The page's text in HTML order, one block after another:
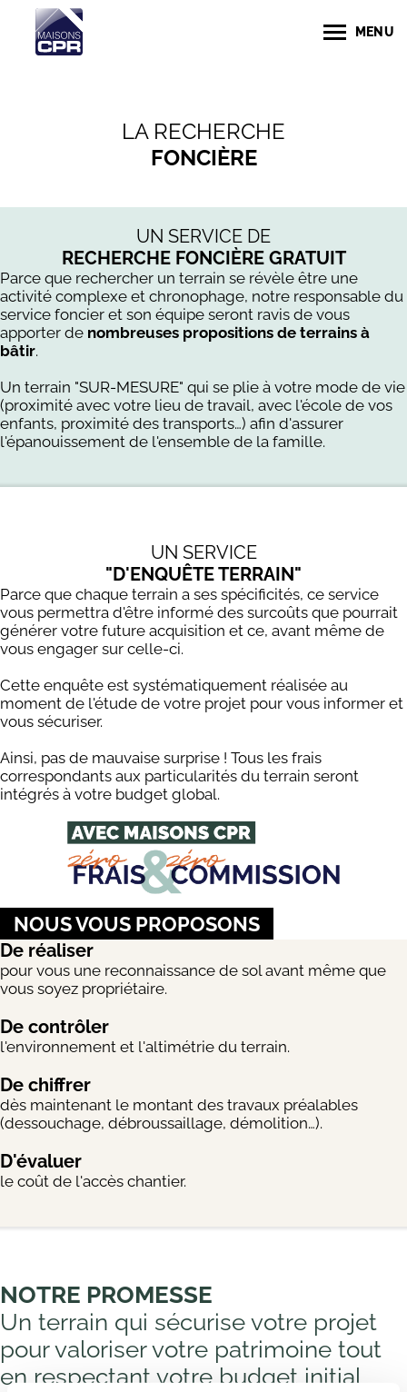
MENU
LA RECHERCHE
FONCIÈRE
UN SERVICE DE
RECHERCHE FONCIÈRE GRATUIT
Parce que rechercher un terrain se révèle être une
activité complexe et chronophage, notre responsable du
service foncier et son équipe seront ravis de vous
apporter de nombreuses propositions de terrains à
bâtir.
Un terrain "SUR-MESURE" qui se plie à votre mode de vie
(proximité avec votre lieu de travail, avec l'école de vos
enfants, proximité des transports…) afin d'assurer
l'épanouissement de l'ensemble de la famille.
UN SERVICE
"D'ENQUÊTE TERRAIN"
Parce que chaque terrain a ses spécificités, ce service
vous permettra d'être informé des surcoûts que pourrait
générer votre future acquisition et ce, avant même de
vous engager sur celle-ci.
Cette enquête est systématiquement réalisée au
moment de l'étude de votre projet pour vous informer et
vous sécuriser.
Ainsi, pas de mauvaise surprise ! Tous les frais
correspondants aux particularités du terrain seront
intégrés à votre budget global.
NOUS VOUS PROPOSONS
De réaliser
pour vous une reconnaissance de sol avant même que
vous soyez propriétaire.
De contrôler
l'environnement et l'altimétrie du terrain.
De chiffrer
dès maintenant le montant des travaux préalables
(dessouchage, débroussaillage, démolition…).
D'évaluer
le coût de l'accès chantier.
NOTRE PROMESSE
Un terrain qui sécurise votre projet
pour valoriser votre patrimoine tout
en respectant votre budget initial